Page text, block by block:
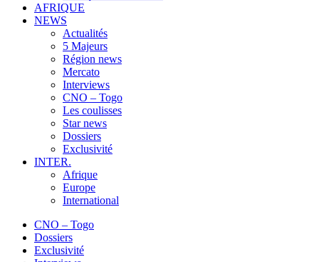
AFRIQUE
NEWS
Actualités
5 Majeurs
Région news
Mercato
Interviews
CNO – Togo
Les coulisses
Star news
Dossiers
Exclusivité
INTER.
Afrique
Europe
International
CNO – Togo
Dossiers
Exclusivité